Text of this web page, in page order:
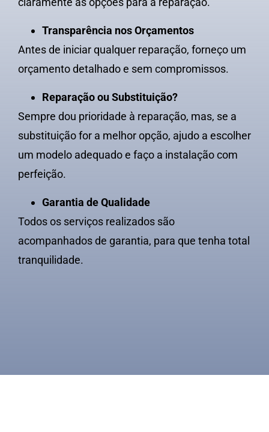
Transparência nos Orçamentos
Antes de iniciar qualquer reparação, forneço um
orçamento detalhado e sem compromissos.
Reparação ou Substituição?
Sempre dou prioridade à reparação, mas, se a
substituição for a melhor opção, ajudo a escolher
um modelo adequado e faço a instalação com
perfeição.
Garantia de Qualidade
Todos os serviços realizados são
acompanhados de garantia, para que tenha total
tranquilidade.